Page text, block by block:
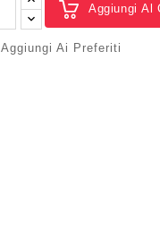
Aggiungi Al
Aggiungi Ai Preferiti